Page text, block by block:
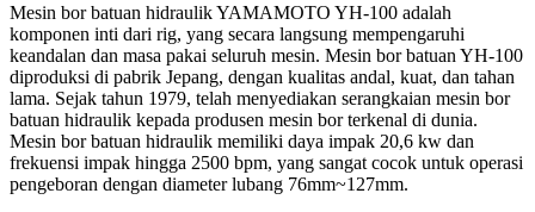
Mesin bor batuan hidraulik YAMAMOTO YH-100 adalah
komponen inti dari rig, yang secara langsung mempengaruhi
keandalan dan masa pakai seluruh mesin. Mesin bor batuan YH-100
diproduksi di pabrik Jepang, dengan kualitas andal, kuat, dan tahan
lama. Sejak tahun 1979, telah menyediakan serangkaian mesin bor
batuan hidraulik kepada produsen mesin bor terkenal di dunia.
Mesin bor batuan hidraulik memiliki daya impak 20,6 kw dan
frekuensi impak hingga 2500 bpm, yang sangat cocok untuk operasi
pengeboran dengan diameter lubang 76mm~127mm.